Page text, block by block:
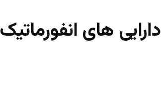
های انفورماتیک